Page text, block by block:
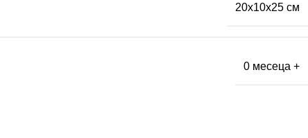
20x10x25 см
0 месеца +